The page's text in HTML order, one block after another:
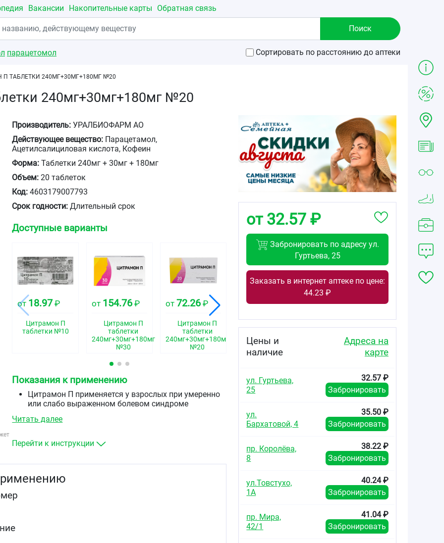
Вакансии Накопительные карты Обратная связь
парацетомол Сортировать по расстоянию до аптеки
П ТАБЛЕТКИ 240МГ+30МГ+180МГ №20
240мг+30мг+180мг №20
Производитель: УРАЛБИОФАРМ АО
Действующее вещество: Парацетамол,
Ацетилсалициловая кислота, Кофеин
Форма: Таблетки 240мг + 30мг + 180мг
Объем: 20 таблеток
Код: 4603179007793
Срок годности: Длительный срок
Доступные варианты
от 18.97₽
Цитрамон П
таблетки №10
от 154.76₽
Цитрамон П
таблетки
240мг+30мг+180мг
№30
от72.26 ₽
Цитрамон П
таблетки
240мг+30мг+180мг
№20
от32.57₽
240мг+30мг+180мг
от133.86₽
240мг+30мг+180мг
№50
Показания к применению
Цитрамон П применяется у взрослых при умеренно
или слабо выраженном болевом синдроме
боль, невралгия, миалгия, грудной корешковый
менструациях.
Читать далее
Перейти к инструкции
от 32.57 ₽
Забронировать по адресу ул.
Гуртьева, 25
Заказать в интернет аптеке по цене:
44.23 ₽
Цены и
наличие
Адреса на
карте
ул. Гуртьева,
25
32.57 ₽
Забронировать
ул.
Бархатовой, 4
35.50 ₽
Забронировать
пр. Королёва,
8
38.22 ₽
Забронировать
ул.Товстухо,
1А
40.24 ₽
Забронировать
пр. Мира,
42/1
41.04 ₽
Забронировать